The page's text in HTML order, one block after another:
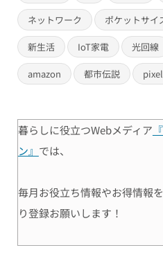
ネットワーク ポケットサイ
新生活 IoT家電 光回線
amazon 都市伝説 pixel
暮らしに役立つWebメディア
ン』 では、
毎月お役立ち情報やお得情報
り登録お願いします！